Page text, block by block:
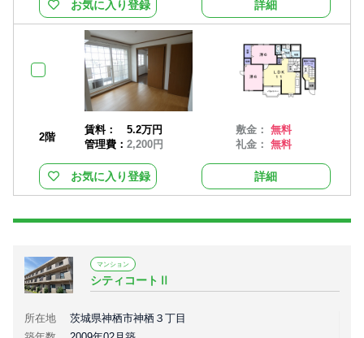
お気に入り登録 詳細
2階
賃料：
5.2万円
管理費： 2,200円
敷金：無料
礼金：無料
お気に入り登録 詳細
マンション
シティコートⅡ
所在地
茨城県神栖市神栖３丁目